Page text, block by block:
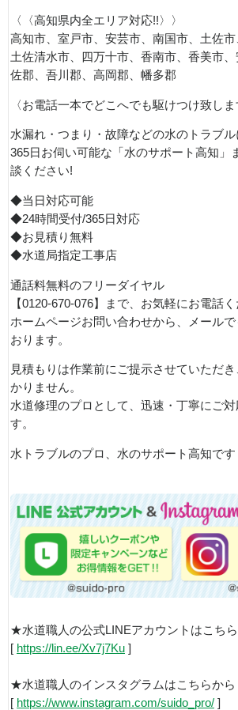
〈〈高知県内全エリア対応!!〉〉
高知市、室戸市、安芸市、南国市、土佐市
土佐清水市、四万十市、香南市、香美市
佐郡、吾川郡、高岡郡、幡多郡
〈お電話一本でどこへでも駆けつけ致しま
水漏れ・つまり・故障などの水のトラブル
365日お伺い可能な「水のサポート高知」
談ください!
◆当日対応可能
◆24時間受付/365日対応
◆お見積り無料
◆水道局指定工事店
通話料無料のフリーダイヤル
【0120-670-076】まで、お気軽にお電話
ホームページお問い合わせから、メール
おります。
見積もりは作業前にご提示させていただ
かりません。
水道修理のプロとして、迅速・丁寧にご
す。
水トラブルのプロ、水のサポート高知で
★水道職人の公式LINEアカウントはこちら
[ https://lin.ee/Xv7j7Ku ]
★水道職人のインスタグラムはこちらから
[ https://www.instagram.com/suido_pro/ ]